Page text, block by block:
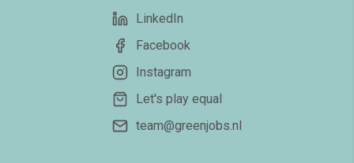
LinkedIn
Facebook
Instagram
Let's play equal
team@greenjobs.nl